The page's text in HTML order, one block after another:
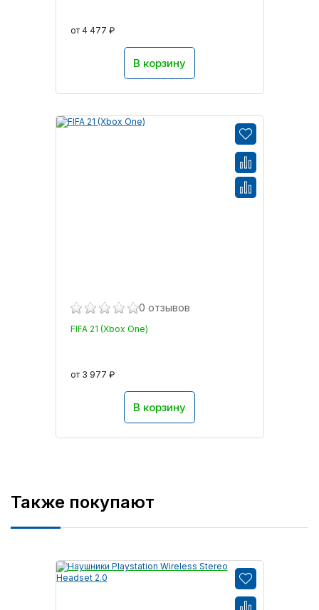
от 4 477 ₽
В корзину
0 отзывов
FIFA 21 (Xbox One)
от 3 977 ₽
В корзину
Также покупают